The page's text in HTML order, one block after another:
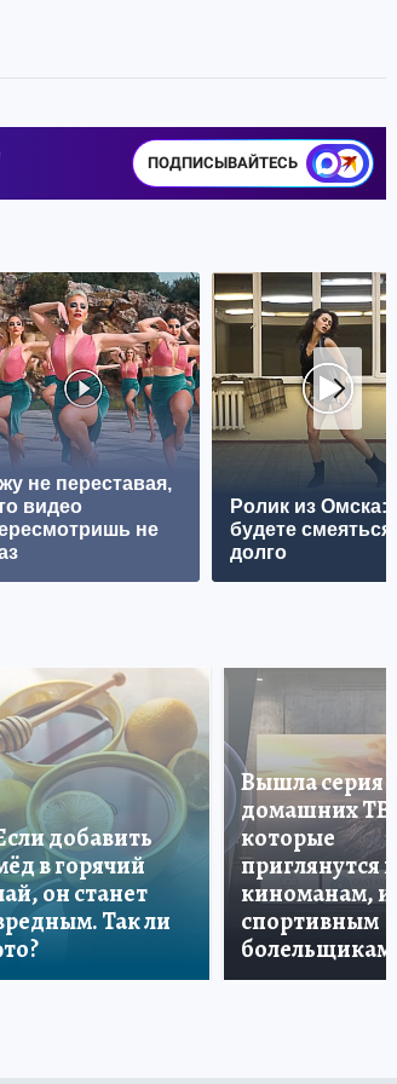
ПОДПИСЫВАЙТЕСЬ
не переставая,
видео
не
Ролик из Омска:
будете смеяться
долго
добавить
в горячий
он станет
Так ли
Вышла серия
домашних ТВ,
которые
приглянутся и
киноманам, и
спортивным
болельщикам